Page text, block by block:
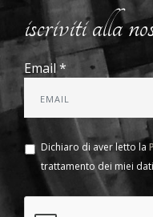
iscriviti alla
Email *
Dichiaro di aver letto la
trattamento dei miei dati